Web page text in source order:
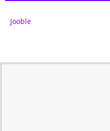
Jooble